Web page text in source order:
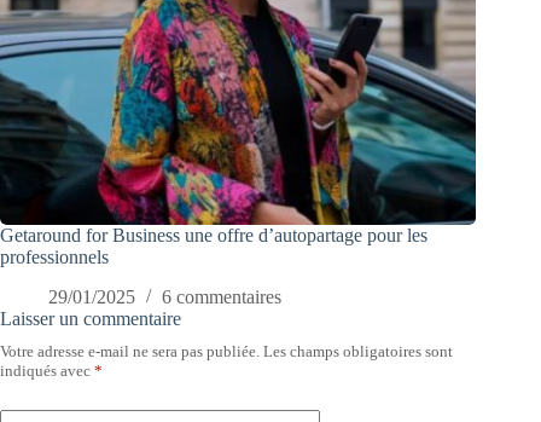
Getaround for Business une offre d’autopartage pour les
professionnels
29/01/2025
6 commentaires
Laisser un commentaire
Votre adresse e-mail ne sera pas publiée. Les champs obligatoires sont
indiqués avec *